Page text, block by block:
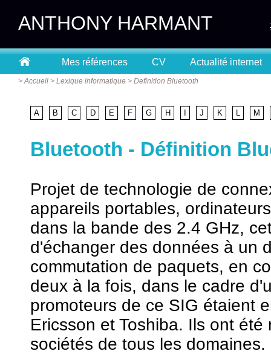
ANTHONY HARMANT
Mes références CV Actualité internet
>Accueil > Lexique informatique > Definition Bluetooth
A B C D E F G H J K L M
Bluetooth - Définition
Projet de technologie de
appareils portables,
dans la bande des 2.4 GHz,
d'échanger des données à un
commutation de paquets, en
deux à la fois, dans le cadre
promoteurs de ce SIG étaient
Ericsson et Toshiba. Ils ont
sociétés de tous les domaines.